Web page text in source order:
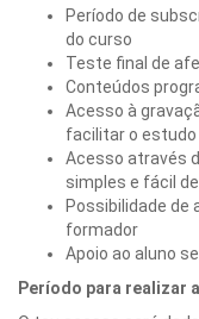
Período de
do curso
Teste final de
Conteúdos
Acesso à
facilitar o estudo
Acesso através
simples e fácil
Possibilidade de
formador
Apoio ao aluno
Período para realizar